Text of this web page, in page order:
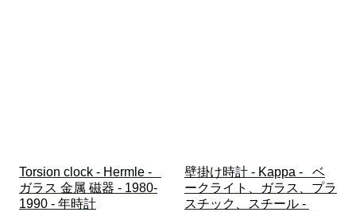
Torsion clock - Hermle -
ガラス 金属 磁器 - 1980-
1990 - 年時計
壁掛け時計 - Kappa -   ベ
ークライト、ガラス、プラ
スチック、スチール -